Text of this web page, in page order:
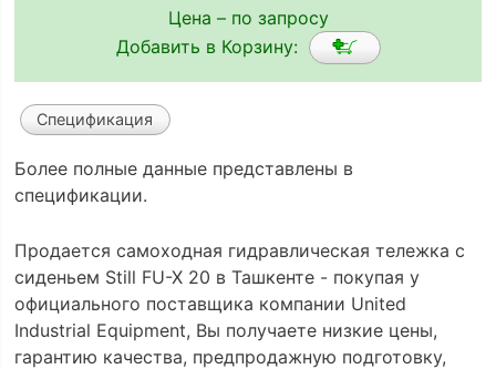
Цена – по запросу
Добавить в Корзину:
Спецификация
Более полные данные представлены в
спецификации.
Продается самоходная гидравлическая тележка с
сиденьем Still FU-X 20 в Ташкенте - покупая у
официального поставщика компании United
Industrial Equipment, Вы получаете низкие цены,
гарантию качества, предпродажную подготовку,